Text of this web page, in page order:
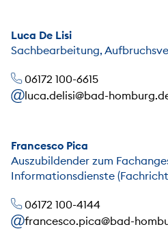
Luca De Lisi
Sachbearbeitung,
06172 100-6615
luca.delisi@bad-
Francesco Pica
Auszubildender zum
Informationsdienste
06172 100-4144
francesco.pica@bad-